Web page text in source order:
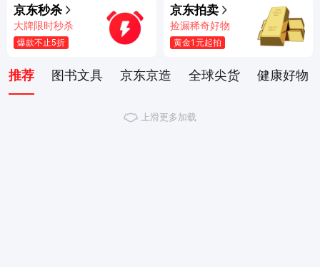
京东秒杀
大牌限时秒杀
爆款不止5折
京东拍卖
捡漏稀奇好物
黄金1元起拍
推荐 图书文具 京东京造 全球尖货 健康好物
上滑更多加载